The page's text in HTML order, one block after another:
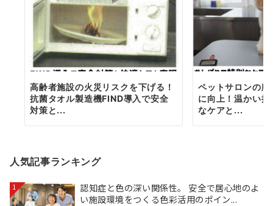
高齢者施設の火災リスクを下げる！
抗菌タオル製造機FIND導入で安全
対策と...
ペットサロンの
に向上！温かい
なケアと...
人気記事ランキング
1
認知症と色の深い関係性。 安全で居心地のよ
い施設環境をつくる色彩活用のポイン...